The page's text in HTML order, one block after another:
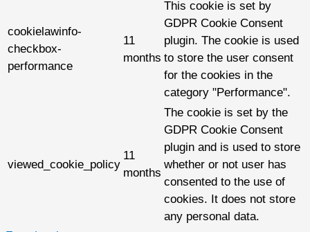
cookielawinfo-
checkbox-
performance
11
months
This cookie is set by
GDPR Cookie Consent
plugin. The cookie is used
to store the user consent
for the cookies in the
category "Performance".
viewed_cookie_policy
11
months
The cookie is set by the
GDPR Cookie Consent
plugin and is used to store
whether or not user has
consented to the use of
cookies. It does not store
any personal data.